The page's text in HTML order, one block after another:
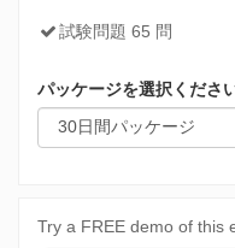
試験問題 65 問
パッケージを選択くださ
Try a FREE demo of this